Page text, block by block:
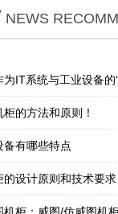
NEWS
IT系统与工业设备的
的方法和原则！
备有哪些特点
的设计原则和技术要求